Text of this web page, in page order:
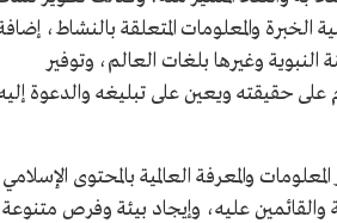
والمعلومات المتعلقة بالنشاط،
النبوية وغيرها بلغات العالم، وتوفير
حقيقته ويعين على تبليغه والدعوة
والمعرفة العالمية بالمحتوى الإسلامي
والقائمين عليه، وإيجاد بيئة وفرص متنوعة